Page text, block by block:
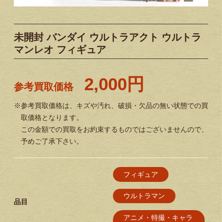
未開封 バンダイ ウルトラアクト ウルトラ
マンレオ フィギュア
参考買取価格 2,000円
※参考買取価格は、キズや汚れ、破損・欠品の無い状態での買
取価格となります。
この金額での買取をお約束するものではございませんので、
予めご了承下さい。
品目
フィギュア
ウルトラマン
アニメ・特撮・キャラ